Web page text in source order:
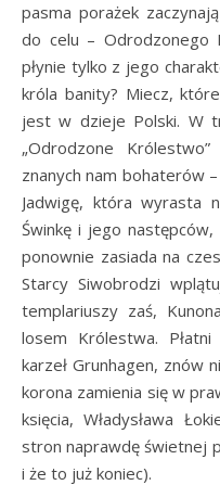
pasma porażek
do celu – Odrodzonego
płynie tylko z jego
króla banity? Miecz,
jest w dzieje Polski. W
„Odrodzone
znanych nam bohaterów
Jadwigę, która wyrasta
Świnkę i jego
ponownie zasiada na
Starcy Siwobrodzi
templariuszy zaś,
losem Królestwa.
karzeł Grunhagen, znów
korona zamienia się w
księcia, Władysława
stron naprawdę świetnej
i że to już koniec).